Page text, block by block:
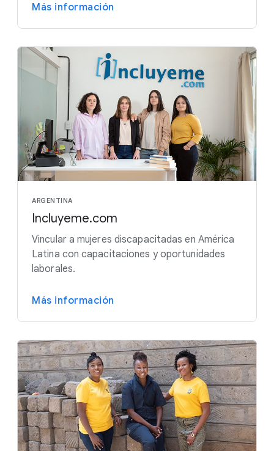
Más información
ARGENTINA
Incluyeme.com
Vincular a mujeres discapacitadas en América
Latina con capacitaciones y oportunidades
laborales.
Más información